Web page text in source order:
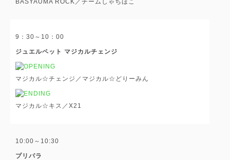
BASYAUMA ROCK／チームしゃちほこ
9：30～10：00
ジュエルペット マジカルチェンジ
マジカル☆チェンジ／マジカル☆どりーみん
マジカル☆キス／X21
10:00～10:30
プリパラ